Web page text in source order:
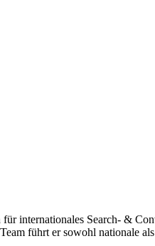
internationales Search- &
führt er sowohl nationale